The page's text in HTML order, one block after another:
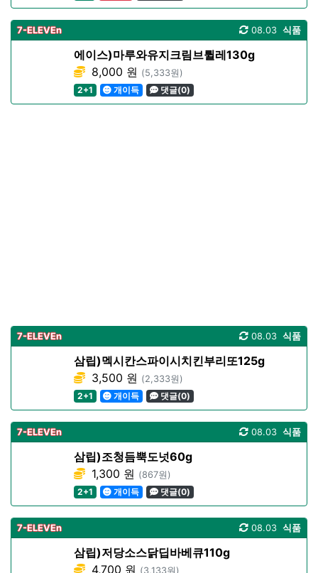
7-ELEVEn 식품
08.03
에이스)마루와유지크림브륄레130g
8,000 원 (5,333원)
2+1
개이득 댓글(0)
7-ELEVEn 식품
08.03
삼립)멕시칸스파이시치킨부리또125g
3,500 원 (2,333원)
2+1
개이득 댓글(0)
7-ELEVEn 식품
08.03
삼립)조청듬뿍도넛60g
1,300 원 (867원)
2+1
개이득 댓글(0)
7-ELEVEn 식품
08.03
삼립)저당소스닭딥바베큐110g
4,700 원 (3,133원)